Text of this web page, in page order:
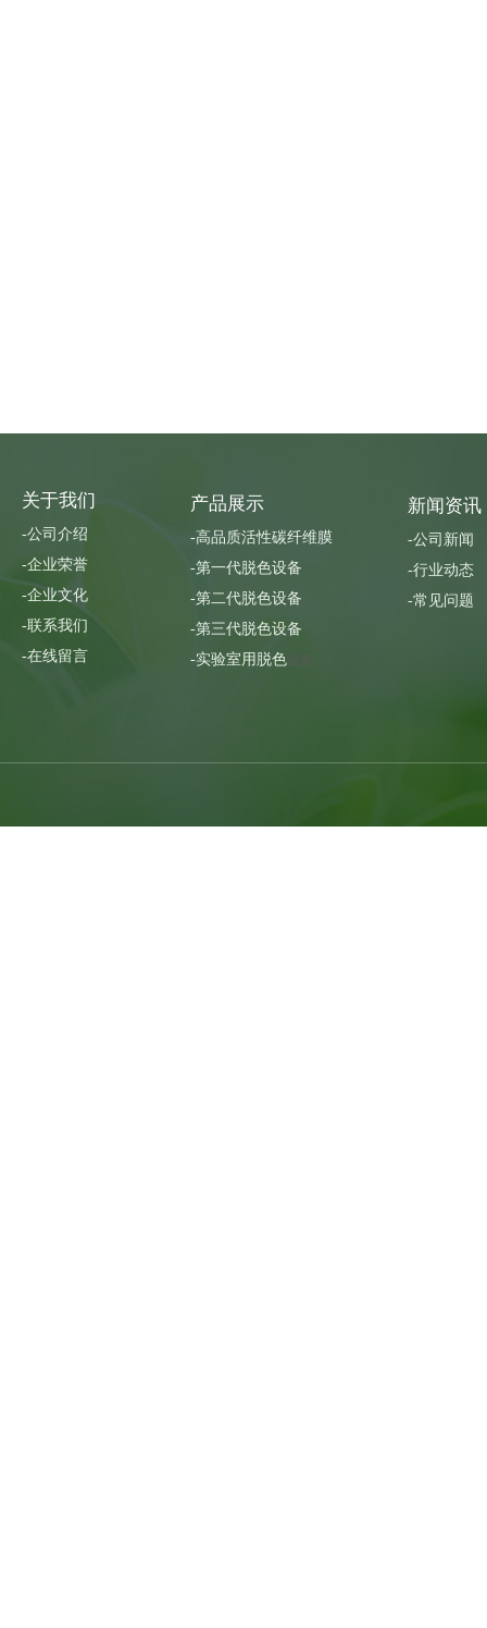
关于我们
-公司介绍
-企业荣誉
-企业文化
-联系我们
-在线留言
产品展示
-高品质活性碳纤维膜
-第一代脱色设备
-第二代脱色设备
-第三代脱色设备
-实验室用脱色设备
新闻资讯
-公司新闻
-行业动态
-常见问题